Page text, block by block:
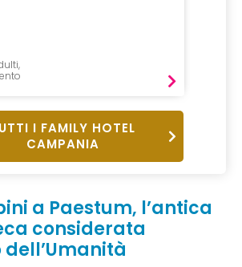
I FAMILY HOTEL
CAMPANIA
a Paestum, l’antica
considerata